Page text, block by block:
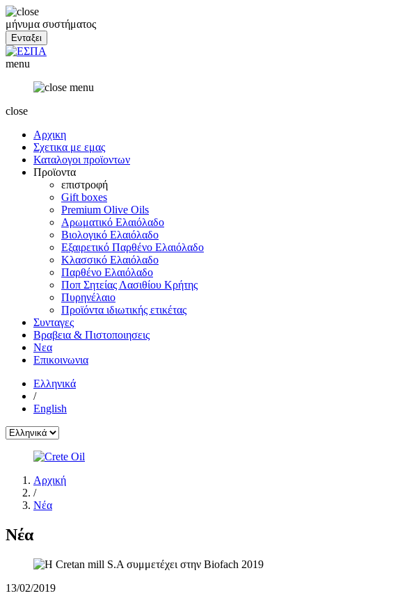
μήνυμα συστήματος
menu
close
Αρχικη
Σχετικα με εμας
Καταλογοι προϊοντων
Προϊοντα
επιστροφή
Gift boxes
Premium Olive Oils
Αρωματικό Ελαιόλαδο
Βιολογικό Ελαιόλαδο
Εξαιρετικό Παρθένο Ελαιόλαδο
Κλασσικό Ελαιόλαδο
Παρθένο Ελαιόλαδο
Ποπ Σητείας Λασιθίου Κρήτης
Πυρηνέλαιο
Προϊόντα ιδιωτικής ετικέτας
Συνταγες
Βραβεια & Πιστοποιησεις
Νεα
Επικοινωνια
Ελληνικά
/
English
Αρχική
/
Νέα
Νέα
13/02/2019